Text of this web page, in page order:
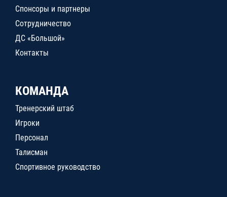
Спонсоры и партнеры
Сотрудничество
ДС «Большой»
Контакты
КОМАНДА
Тренерский штаб
Игроки
Персонал
Талисман
Спортивное руководство